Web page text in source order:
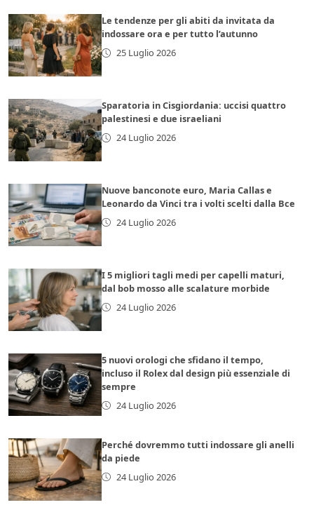
Le tendenze per gli abiti da invitata da
indossare ora e per tutto l’autunno
25 Luglio 2026
Sparatoria in Cisgiordania: uccisi quattro
palestinesi e due israeliani
24 Luglio 2026
Nuove banconote euro, Maria Callas e
Leonardo da Vinci tra i volti scelti dalla Bce
24 Luglio 2026
I 5 migliori tagli medi per capelli maturi,
dal bob mosso alle scalature morbide
24 Luglio 2026
5 nuovi orologi che sfidano il tempo,
incluso il Rolex dal design più essenziale di
sempre
24 Luglio 2026
Perché dovremmo tutti indossare gli anelli
da piede
24 Luglio 2026